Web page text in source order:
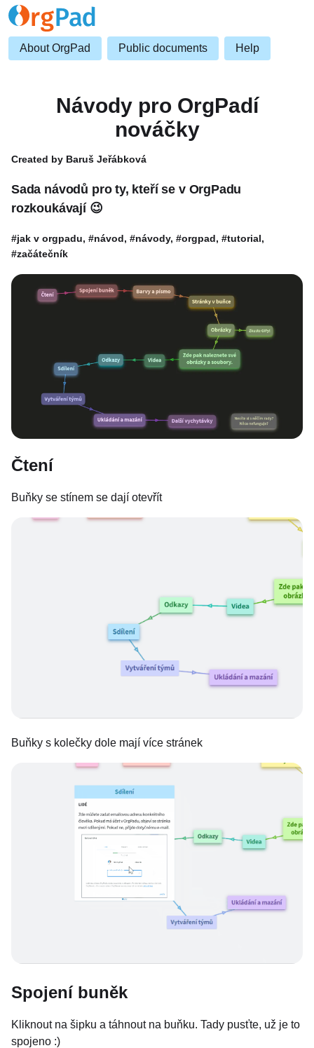
About OrgPad Public documents Help
Návody pro OrgPadí
nováčky
Created by Baruš Jeřábková
Sada návodů pro ty, kteří se v OrgPadu
rozkoukávají 😉
#jak v orgpadu, #návod, #návody, #orgpad, #tutorial,
#začátečník
Čtení
Buňky se stínem se dají otevřít
Buňky s kolečky dole mají více stránek
Spojení buněk
Kliknout na šipku a táhnout na buňku. Tady pusťte, už je to
spojeno :)